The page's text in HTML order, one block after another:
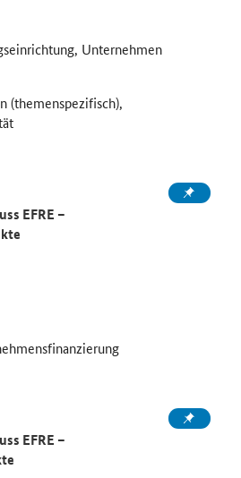
Unternehmen
(themenspezifisch),
EFRE –
EFRE –